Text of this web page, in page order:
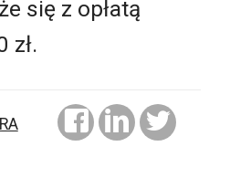
się z opłatą
zł.